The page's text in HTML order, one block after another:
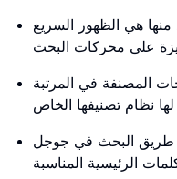
هي الظهور السريع
المصنفة في المرتبة
طريق البحث في جوجل